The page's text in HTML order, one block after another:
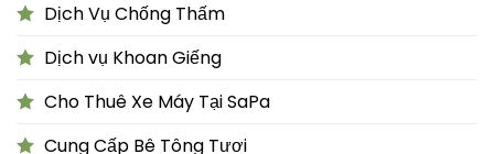
Dịch Vụ Chống Thấm
Dịch vụ Khoan Giếng
Cho Thuê Xe Máy Tại SaPa
Cung Cấp Bê Tông Tươi